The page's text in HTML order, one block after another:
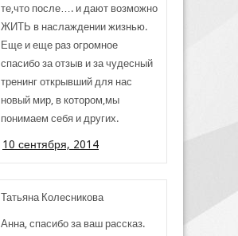
те,что после…. и дают возможно
ЖИТЬ в наслаждении жизнью.
Еще и еще раз огромное
спасибо за отзыв и за чудесный
тренинг открывший для нас
новый мир, в котором,мы
понимаем себя и других.
10 сентября, 2014
Татьяна Колесникова
Анна, спасибо за ваш рассказ.